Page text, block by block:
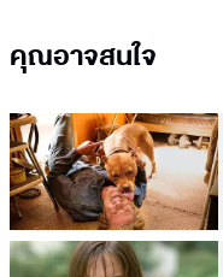
คุณอาจสนใจ